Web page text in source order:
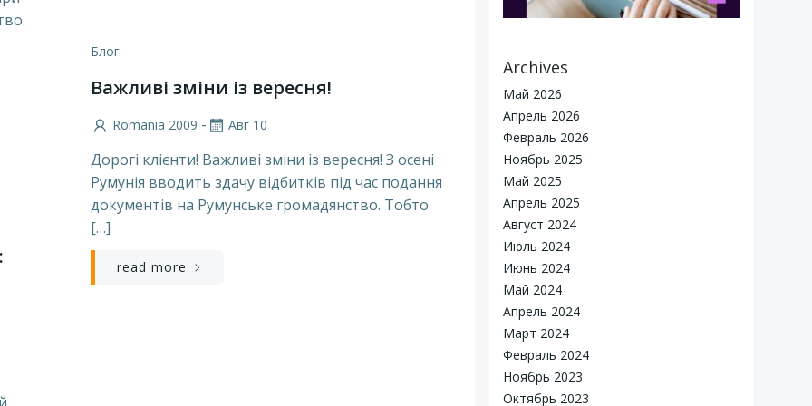
Блог
Важливі зміни із вересня!
Romania 2009 - Авг 10
Дорогі клієнти! Важливі зміни із вересня! З осені
Румунія вводить здачу відбитків під час подання
документів на Румунське громадянство. Тобто
[…]
read more
Archives
Май 2026
Апрель 2026
Февраль 2026
Ноябрь 2025
Май 2025
Апрель 2025
Август 2024
Июль 2024
Июнь 2024
Май 2024
Апрель 2024
Март 2024
Февраль 2024
Ноябрь 2023
Октябрь 2023
- румунський паспорт. Юристи громадянство Румунії. Created for free using WordPress and